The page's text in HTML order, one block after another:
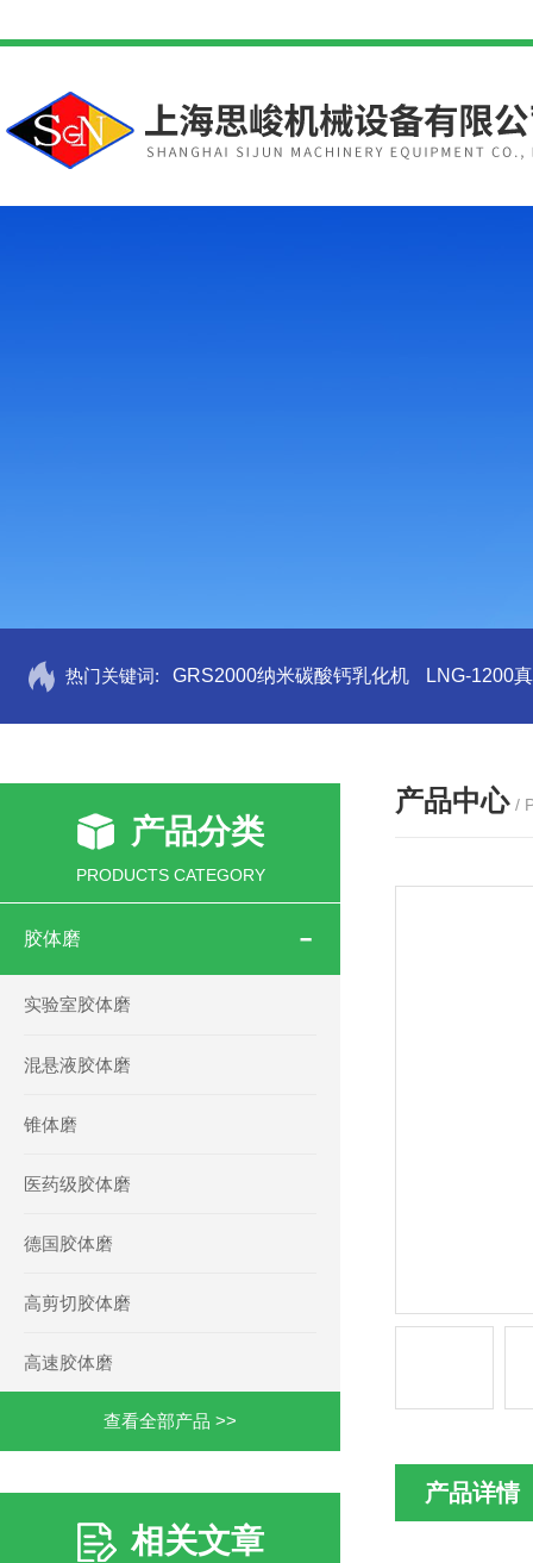
热门关键词: GRS2000纳米碳酸钙乳化机 LNG-1200
产品分类
PRODUCTS CATEGORY
胶体磨
实验室胶体磨
混悬液胶体磨
锥体磨
医药级胶体磨
德国胶体磨
高剪切胶体磨
高速胶体磨
查看全部产品 >>
相关文章
产品中心 /
产品详情